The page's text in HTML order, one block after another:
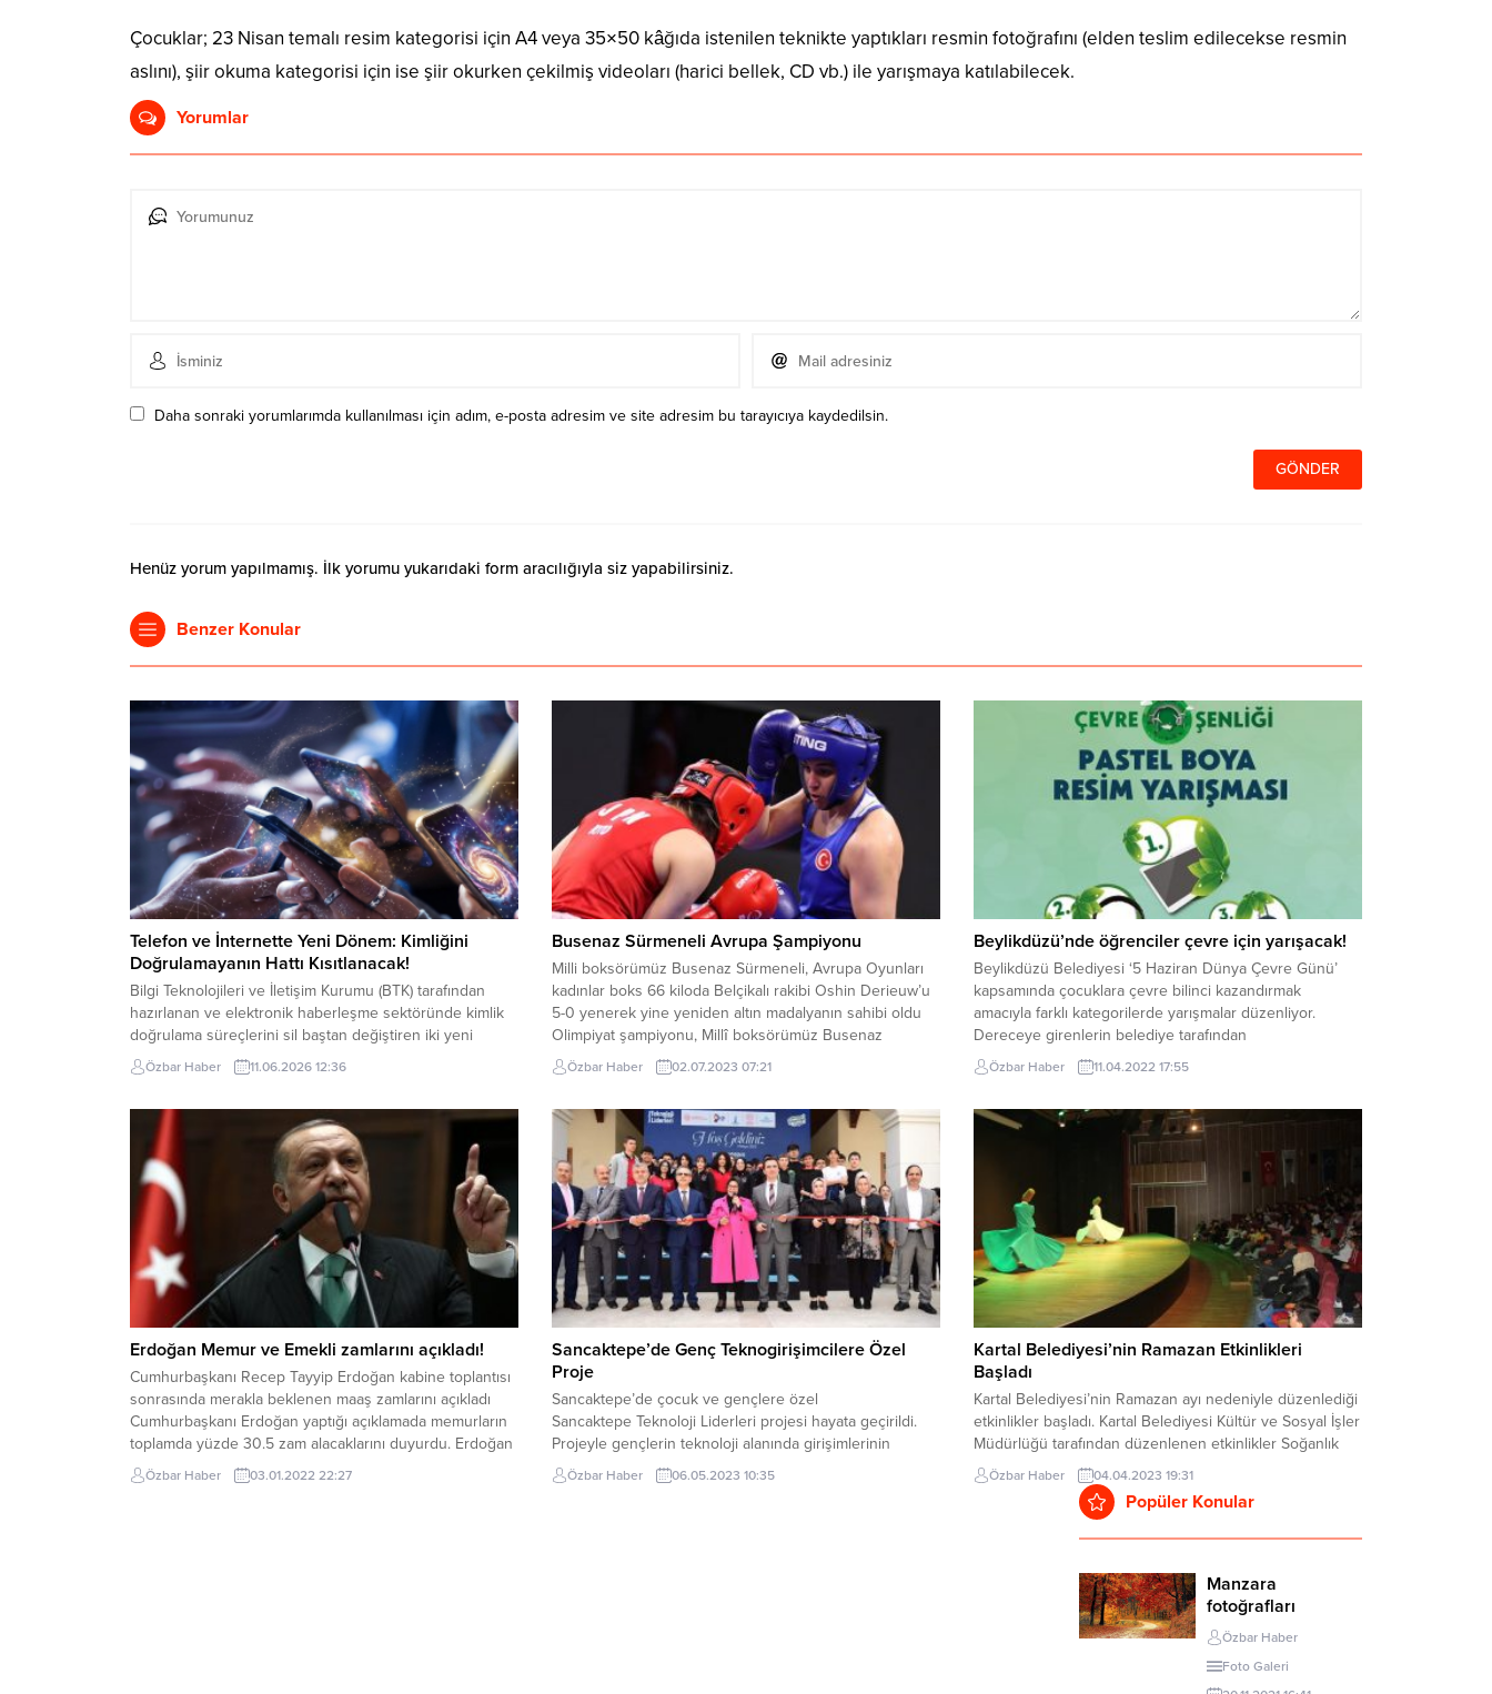
Çocuklar; 23 Nisan temalı resim kategorisi için A4 veya 35×50 kâğıda istenilen teknikte yaptıkları resmin fotoğrafını (elden teslim edilecekse resmin
aslını), şiir okuma kategorisi için ise şiir okurken çekilmiş videoları (harici bellek, CD vb.) ile yarışmaya katılabilecek.
Yorumlar
Daha sonraki yorumlarımda kullanılması için adım, e-posta adresim ve site adresim bu tarayıcıya kaydedilsin.
Henüz yorum yapılmamış. İlk yorumu yukarıdaki form aracılığıyla siz yapabilirsiniz.
Benzer Konular
Telefon ve İnternette Yeni Dönem: Kimliğini
Doğrulamayanın Hattı Kısıtlanacak!
Bilgi Teknolojileri ve İletişim Kurumu (BTK) tarafından
hazırlanan ve elektronik haberleşme sektöründe kimlik
doğrulama süreçlerini sil baştan değiştiren iki yeni
yönetmelik Resmi Gazete’de yayımlanarak resmiyet
kazandı. 25 Haziran 2026 tarihinde yürürlüğe girecek
aboneliklerinde artan sahtecilik vakalarının önüne
geçilmesi ve kayıt dışı kullanımın tamamen
engellenmesi...
Özbar Haber 11.06.2026 12:36
Busenaz Sürmeneli Avrupa Şampiyonu
Milli boksörümüz Busenaz Sürmeneli, Avrupa Oyunları
kadınlar boks 66 kiloda Belçikalı rakibi Oshin Derieuw’u
5-0 yenerek yine yeniden altın madalyanın sahibi oldu
Olimpiyat şampiyonu, Millî boksörümüz Busenaz
Sürmeneli, 3. Avrupa Oyunları’nda da altın madalya
kazanarak bayrağımızı bir kez daha göndere çektirmeyi
Özbar Haber 02.07.2023 07:21
Beylikdüzü’nde öğrenciler çevre için yarışacak!
Beylikdüzü Belediyesi ‘5 Haziran Dünya Çevre Günü’
kapsamında çocuklara çevre bilinci kazandırmak
amacıyla farklı kategorilerde yarışmalar düzenliyor.
Dereceye girenlerin belediye tarafından
ödüllendirileceği yarışmalarda çevreye duyarlı ve hassas
nesillerin yetişmesi hedefleniyor. Beylikdüzü Belediyesi
Çevre Günü” dolayısıyla; Resim, Afiş, Fotoğraf ve Mektup
yarışması düzenleniyor....
Özbar Haber 11.04.2022 17:55
Erdoğan Memur ve Emekli zamlarını açıkladı!
Cumhurbaşkanı Recep Tayyip Erdoğan kabine toplantısı
sonrasında merakla beklenen maaş zamlarını açıkladı
Cumhurbaşkanı Erdoğan yaptığı açıklamada memurların
toplamda yüzde 30.5 zam alacaklarını duyurdu. Erdoğan
en düşük emekli maaşının da 2 bin 500 lira olarak
güncellendiğini duyurdu. Erdoğan’ın açıklamalarından
Özbar Haber 03.01.2022 22:27
Sancaktepe’de Genç Teknogirişimcilere Özel
Proje
Sancaktepe’de çocuk ve gençlere özel
Sancaktepe Teknoloji Liderleri projesi hayata geçirildi.
Projeyle gençlerin teknoloji alanında girişimlerinin
desteklenmesi ve TEKNOFEST gibi ulusal ve uluslararası
birçok yarışmada gençlerin yer almasına olanak
Özbar Haber 06.05.2023 10:35
Kartal Belediyesi’nin Ramazan Etkinlikleri
Başladı
Kartal Belediyesi’nin Ramazan ayı nedeniyle düzenlediği
etkinlikler başladı. Kartal Belediyesi Kültür ve Sosyal İşler
Müdürlüğü tarafından düzenlenen etkinlikler Soğanlık
Kültür Merkezi’nde yapıldı. Gölge oyunu, orta oyunu,
kukla, meddah, tiyatro ve semazen gösterisini kapsayan
etkinliklere özellikle çocuklar büyük ilgi gösterdi.
Özbar Haber 04.04.2023 19:31
Popüler Konular
Manzara
fotoğrafları
Özbar Haber
Foto Galeri